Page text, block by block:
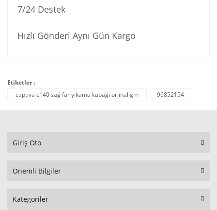
7/24 Destek
Hızlı Gönderi Aynı Gün Kargo
Etiketler :
captiva c140 sağ far yıkama kapağı orjinal gm
96852154
Giriş Oto
Önemli Bilgiler
Kategoriler